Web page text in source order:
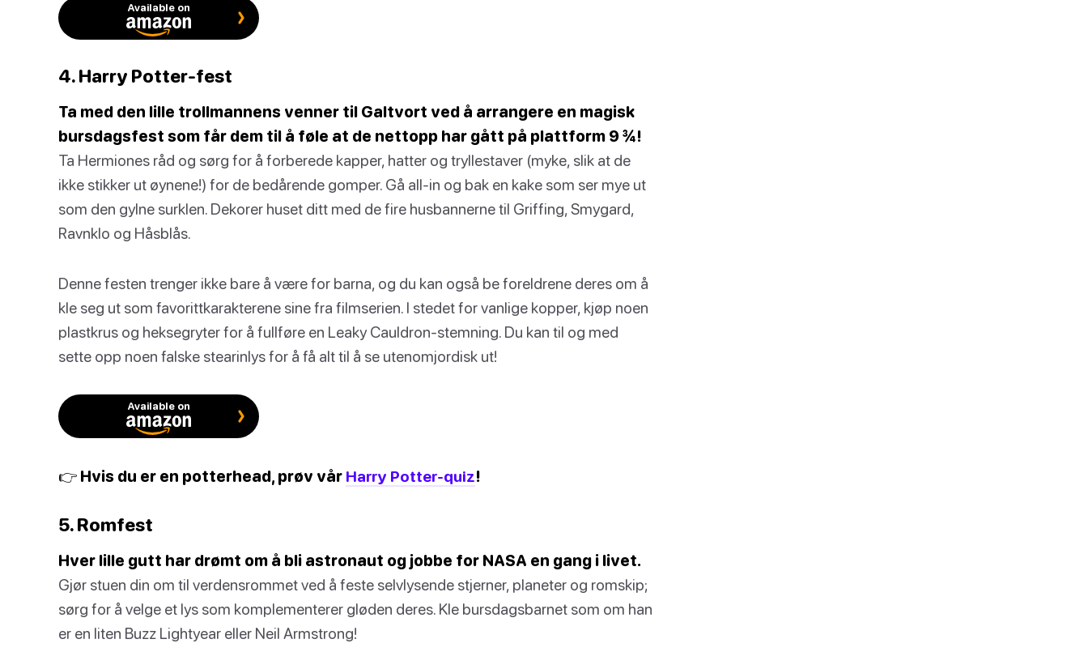
Available on
4. Harry Potter-fest
Ta med den lille trollmannens venner til Galtvort ved å arrangere en magisk
bursdagsfest som får dem til å føle at de nettopp har gått på plattform 9 ¾!
Ta Hermiones råd og sørg for å forberede kapper, hatter og tryllestaver (myke, slik at de
ikke stikker ut øynene!) for de bedårende gomper. Gå all-in og bak en kake som ser mye ut
som den gylne surklen. Dekorer huset ditt med de fire husbannerne til Griffing, Smygard,
Ravnklo og Håsblås.
Denne festen trenger ikke bare å være for barna, og du kan også be foreldrene deres om å
kle seg ut som favorittkarakterene sine fra filmserien. I stedet for vanlige kopper, kjøp noen
plastkrus og heksegryter for å fullføre en Leaky Cauldron-stemning. Du kan til og med
sette opp noen falske stearinlys for å få alt til å se utenomjordisk ut!
Available on
👉 Hvis du er en potterhead, prøv vår Harry Potter-quiz!
5. Romfest
Hver lille gutt har drømt om å bli astronaut og jobbe for NASA en gang i livet.
Gjør stuen din om til verdensrommet ved å feste selvlysende stjerner, planeter og romskip;
sørg for å velge et lys som komplementerer gløden deres. Kle bursdagsbarnet som om han
er en liten Buzz Lightyear eller Neil Armstrong!